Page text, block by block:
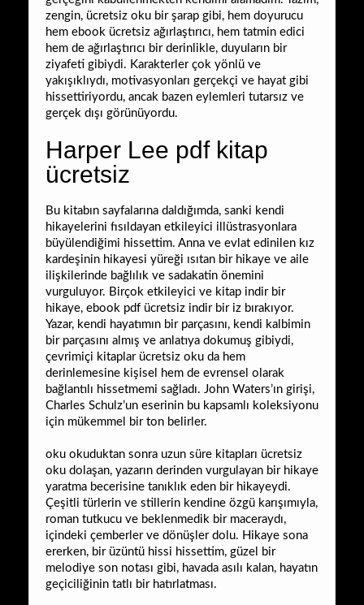
zengin, ücretsiz oku bir şarap gibi, hem doyurucu
hem ebook ücretsiz ağırlaştırıcı, hem tatmin edici
hem de ağırlaştırıcı bir derinlikle, duyuların bir
ziyafeti gibiydi. Karakterler çok yönlü ve
yakışıklıydı, motivasyonları gerçekçi ve hayat gibi
hissettiriyordu, ancak bazen eylemleri tutarsız ve
gerçek dışı görünüyordu.
Harper Lee pdf kitap
ücretsiz
Bu kitabın sayfalarına daldığımda, sanki kendi
hikayelerini fısıldayan etkileyici illüstrasyonlara
büyülendiğimi hissettim. Anna ve evlat edinilen kız
kardeşinin hikayesi yüreği ısıtan bir hikaye ve aile
ilişkilerinde bağlılık ve sadakatin önemini
vurguluyor. Birçok etkileyici ve kitap indir bir
hikaye, ebook pdf ücretsiz indir bir iz bırakıyor.
Yazar, kendi hayatımın bir parçasını, kendi kalbimin
bir parçasını almış ve anlatıya dokumuş gibiydi,
çevrimiçi kitaplar ücretsiz oku da hem
derinlemesine kişisel hem de evrensel olarak
bağlantılı hissetmemi sağladı. John Waters’ın girişi,
Charles Schulz’un eserinin bu kapsamlı koleksiyonu
için mükemmel bir ton belirler.
oku okuduktan sonra uzun süre kitapları ücretsiz
oku dolaşan, yazarın derinden vurgulayan bir hikaye
yaratma becerisine tanıklık eden bir hikayeydi.
Çeşitli türlerin ve stillerin kendine özgü karışımıyla,
roman tutkucu ve beklenmedik bir maceraydı,
içindeki çemberler ve dönüşler dolu. Hikaye sona
ererken, bir üzüntü hissi hissettim, güzel bir
melodiye son notası gibi, havada asılı kalan, hayatın
geçiciliğinin tatlı bir hatırlatması.